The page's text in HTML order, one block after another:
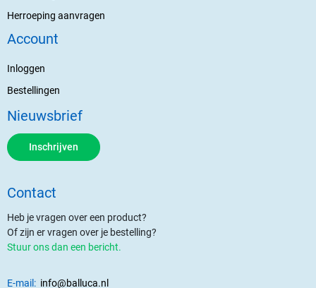
Herroeping aanvragen
Account
Inloggen
Bestellingen
Nieuwsbrief
Inschrijven
Contact
Heb je vragen over een product?
Of zijn er vragen over je bestelling?
Stuur ons dan een bericht.
E-mail: info@balluca.nl